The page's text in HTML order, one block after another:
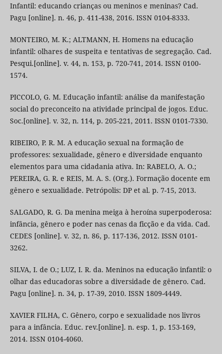
Infantil: educando crianças ou meninos e meninas? Cad.
Pagu [online]. n. 46, p. 411-438, 2016. ISSN 0104-8333.
MONTEIRO, M. K.; ALTMANN, H. Homens na educação
infantil: olhares de suspeita e tentativas de segregação. Cad.
Pesqui.[online]. v. 44, n. 153, p. 720-741, 2014. ISSN 0100-
1574.
PICCOLO, G. M. Educação infantil: análise da manifestação
social do preconceito na atividade principal de jogos. Educ.
Soc.[online]. v. 32, n. 114, p. 205-221, 2011. ISSN 0101-7330.
RIBEIRO, P. R. M. A educação sexual na formação de
professores: sexualidade, gênero e diversidade enquanto
elementos para uma cidadania ativa. In: RABELO, A. O.;
PEREIRA, G. R. e REIS, M. A. S. (Org.). Formação docente em
gênero e sexualidade. Petrópolis: DP et al. p. 7-15, 2013.
SALGADO, R. G. Da menina meiga à heroína superpoderosa:
infância, gênero e poder nas cenas da ficção e da vida. Cad.
CEDES [online]. v. 32, n. 86, p. 117-136, 2012. ISSN 0101-
3262.
SILVA, I. de O.; LUZ, I. R. da. Meninos na educação infantil: o
olhar das educadoras sobre a diversidade de gênero. Cad.
Pagu [online]. n. 34, p. 17-39, 2010. ISSN 1809-4449.
XAVIER FILHA, C. Gênero, corpo e sexualidade nos livros
para a infância. Educ. rev.[online]. n. esp. 1, p. 153-169,
2014. ISSN 0104-4060.